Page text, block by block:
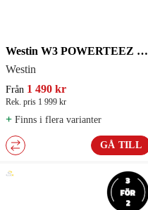
Westin W3 POWERTEEZ 3RD Haspelspö
Westin
Från 1 490 kr
Rek. pris 1 999 kr
+ Finns i flera varianter
GÅ TILL